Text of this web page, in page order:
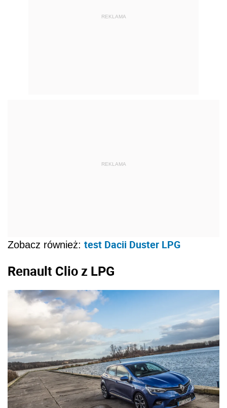
REKLAMA
REKLAMA
Zobacz również: test Dacii Duster LPG
Renault Clio z LPG